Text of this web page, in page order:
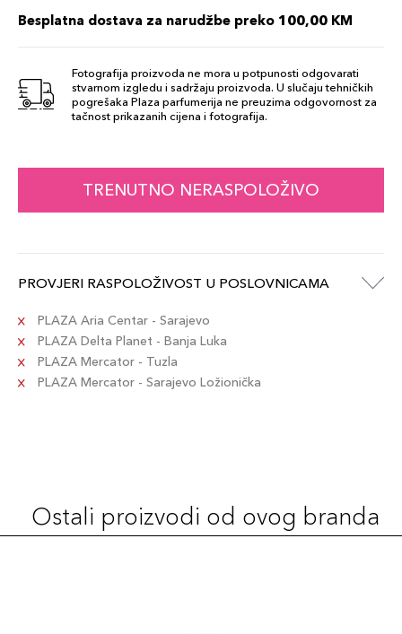
Šifra artikla
027131392385
+12 PLAZA cvjetića
027131187042
027131977520
+12 PLAZA cvjetića
2C1 PURE
BEIGE
Šifra artikla
2C3 FRESCO
Besplatna dostava za narudžbe preko 100,00 KM
Fotografija proizvoda ne mora u potpunosti odgovarati
stvarnom izgledu i sadržaju proizvoda. U slučaju tehničkih
pogrešaka Plaza parfumerija ne preuzima odgovornost za
tačnost prikazanih cijena i fotografija.
TRENUTNO NERASPOLOŽIVO
PROVJERI RASPOLOŽIVOST U POSLOVNICAMA
PLAZA Aria Centar - Sarajevo
PLAZA Delta Planet - Banja Luka
PLAZA Mercator - Tuzla
PLAZA Mercator - Sarajevo Ložionička
Ostali proizvodi od ovog branda